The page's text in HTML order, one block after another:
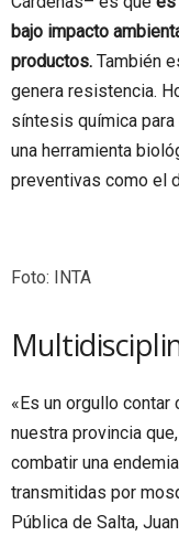
bajo impacto
productos. También
genera resistencia.
síntesis química
una herramienta
preventivas como el
Foto: INTA
«Es un orgullo
nuestra provincia
combatir una
transmitidas por
Pública de Salta,